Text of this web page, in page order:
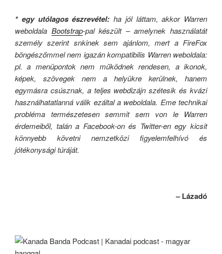
* egy utólagos észrevétel: ha jól láttam, akkor Warren
weboldala Bootstrap-pal készült – amelynek használatát
személy szerint snkinek sem ajánlom, mert a FireFox
böngészőmmel nem igazán kompatibilis Warren weboldala:
pl. a menüpontok nem működnek rendesen, a ikonok,
képek, szövegek nem a helyükre kerülnek, hanem
egymásra csúsznak, a teljes webdizájn szétesik és kvázi
használhatatlanná válik ezáltal a weboldala. Eme technikai
probléma természetesen semmit sem von le Warren
érdemeiből, talán a Facebook-on és Twitter-en egy kicsit
könnyebb követni nemzetközi figyelemfelhívó és
jótékonysági túráját.
– Lázadó